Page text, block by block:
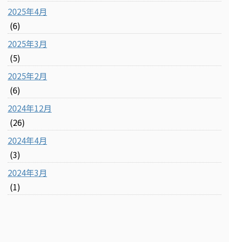
2025年4月
(6)
2025年3月
(5)
2025年2月
(6)
2024年12月
(26)
2024年4月
(3)
2024年3月
(1)